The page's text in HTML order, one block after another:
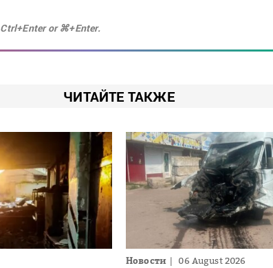
Ctrl+Enter or ⌘+Enter.
ЧИТАЙТЕ ТАКЖЕ
Новости 06 August 2026